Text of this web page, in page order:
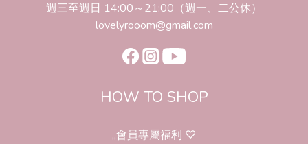
週三至週日 14:00～21:00（週一、二公休）
lovelyrooom@gmail.com
HOW TO SHOP
,,會員專屬福利 ♡